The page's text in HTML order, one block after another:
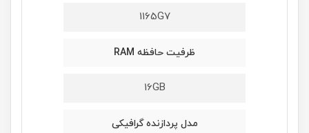
1165G7
ظرفیت حافظه RAM
16GB
مدل پردازنده گرافیکی